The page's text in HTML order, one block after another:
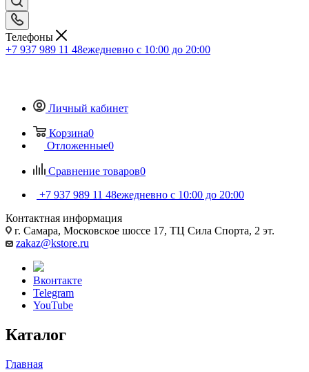
Телефоны
+7 937 989 11 48ежедневно с 10:00 до 20:00
Личный кабинет
Корзина0
Отложенные0
Сравнение товаров0
+7 937 989 11 48ежедневно с 10:00 до 20:00
Контактная информация
г. Самара, Московское шоссе 17, ТЦ Сила Спорта, 2 эт.
zakaz@kstore.ru
Вконтакте
Telegram
YouTube
Каталог
Главная